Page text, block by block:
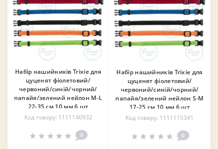
Набір нашийників Trixie для
цуценят фіолетовий/
червоний/синій/чорний/
папайя/зелений нейлон M-L
22-35 см 10 мм 6 шт
Код товару: 1111140932
0
Набір нашийників Trixie для
цуценят фіолетовий/
червоний/синій/чорний/
папайя/зелений нейлон S-M
17-25 см 10 мм 6 шт
Код товару: 1111115341
0